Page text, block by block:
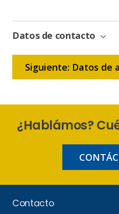
Bonificación
Datos de contacto
Siguiente: Datos de
¿Hablámos?
Contacto